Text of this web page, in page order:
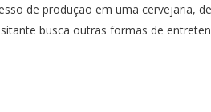
de produção em uma cervejaria,
busca outras formas de